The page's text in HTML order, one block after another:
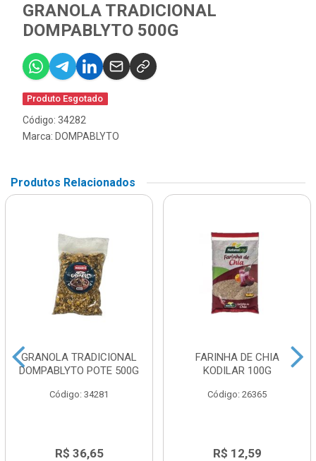
GRANOLA TRADICIONAL
DOMPABLYTO 500G
Produto Esgotado
Código: 34282
Marca: DOMPABLYTO
Produtos Relacionados
GRANOLA TRADICIONAL
DOMPABLYTO POTE 500G
Código: 34281
R$ 36,65
FARINHA DE CHIA
KODILAR 100G
Código: 26365
R$ 12,59